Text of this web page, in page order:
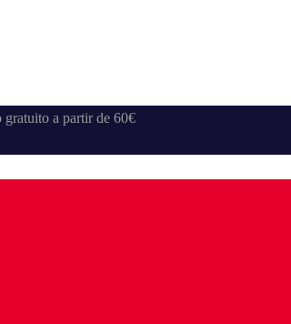
a partir de 60€